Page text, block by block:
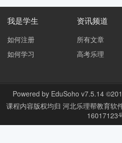
我是学生
如何注册
如何学习
资讯频道
所有文章
高考乐理
Powered by EduSoho v7.5.14
课程内容版权均归 河北乐理帮教育软
16017123